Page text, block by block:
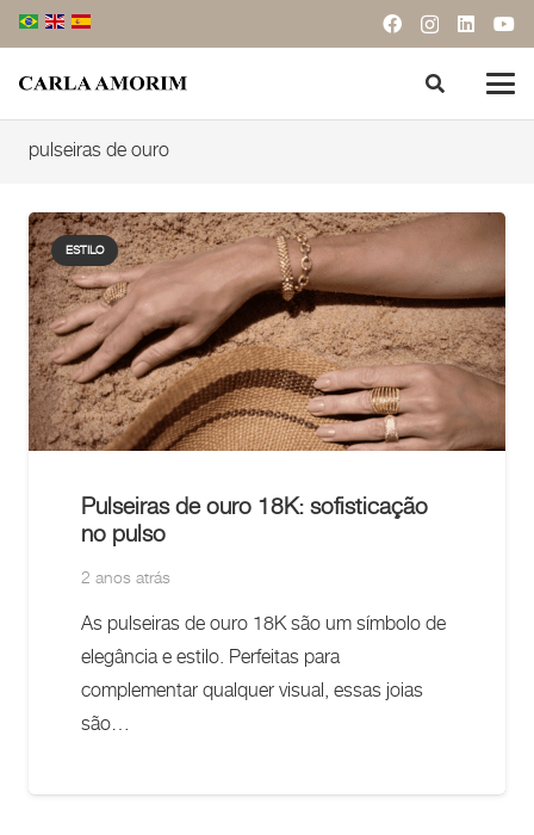
pulseiras de ouro
ESTILO
Pulseiras de ouro 18K: sofisticação
no pulso
2 anos atrás
As pulseiras de ouro 18K são um símbolo de
elegância e estilo. Perfeitas para
complementar qualquer visual, essas joias
são…